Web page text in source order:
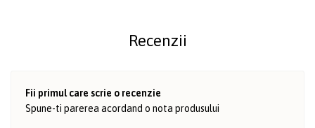
Recenzii
Fii primul care scrie o recenzie
Spune-ti parerea acordand o nota produsului